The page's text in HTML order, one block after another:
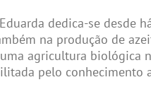
dedica-se desde
na produção de
agricultura biológica
pelo conhecimento